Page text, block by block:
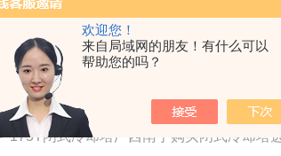
欢迎您！
来自局域网的朋友！有什么可以
帮助您的吗？
175T闭式冷却塔广西南宁购买闭式冷却塔